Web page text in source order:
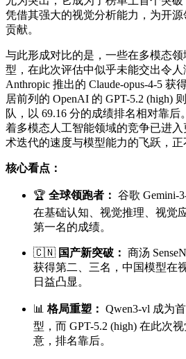
凭借其强大的视觉分析能力，为开
贡献。
与此形成对比的是，一些在多模态
型，在此次评估中似乎未能交出令人
Anthropic 推出的 Claude-opus-4-5 获
居前列的 OpenAI 的 GPT-5.2 (high)
队，以 69.16 分的成绩排名相对靠
着多模态人工智能领域的竞争已进
术迭代的速度与模型能力的飞跃，正
核心看点：
🏆 全球领跑者： 谷歌 Gemini-
在基础认知、视觉推理、视觉
第一名的成绩。
🇨🇳 国产新突破： 商汤
获得第二、三名，中国模型在
日益凸显。
📊 格局重塑： Qwen3-vl 成为
型，而 GPT-5.2 (high) 在此次
意，排名靠后。